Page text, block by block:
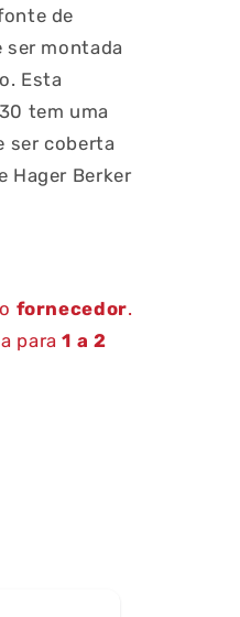
de
ser montada
Esta
tem uma
ser coberta
Hager Berker
fornecedor.
para1 a 2